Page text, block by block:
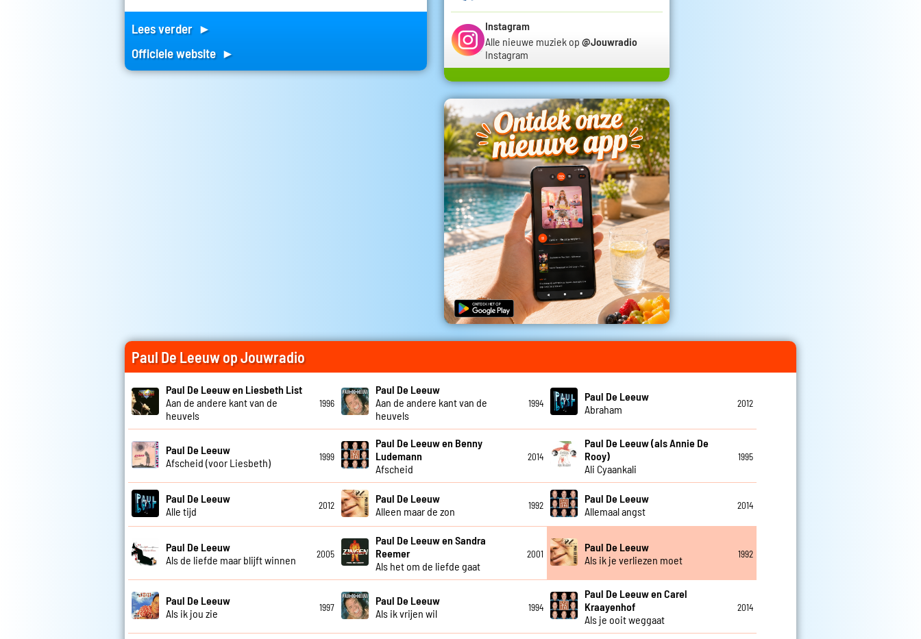
Lees verder ►
Officiele website ►
Instagram
Alle nieuwe muziek op @Jouwradio
Instagram
Paul De Leeuw op Jouwradio
Paul De Leeuw en Liesbeth List
Aan de andere kant van de
heuvels
1996
Paul De Leeuw
Aan de andere kant van de
heuvels
1994
Paul De Leeuw
Abraham
2012
Paul De Leeuw
Afscheid (voor Liesbeth)
1999
Paul De Leeuw en Benny
Ludemann
Afscheid
2014
Paul De Leeuw (als Annie De
Rooy)
Ali Cyaankali
1995
Paul De Leeuw
Alle tijd
2012
Paul De Leeuw
Alleen maar de zon
1992
Paul De Leeuw
Allemaal angst
2014
Paul De Leeuw
Als de liefde maar blijft winnen
2005
Paul De Leeuw en Sandra
Reemer
Als het om de liefde gaat
2001
Paul De Leeuw
Als ik je verliezen moet
1992
Paul De Leeuw
Als ik jou zie
1997
Paul De Leeuw
Als ik vrijen wil
1994
Paul De Leeuw en Carel
Kraayenhof
Als je ooit weggaat
2014